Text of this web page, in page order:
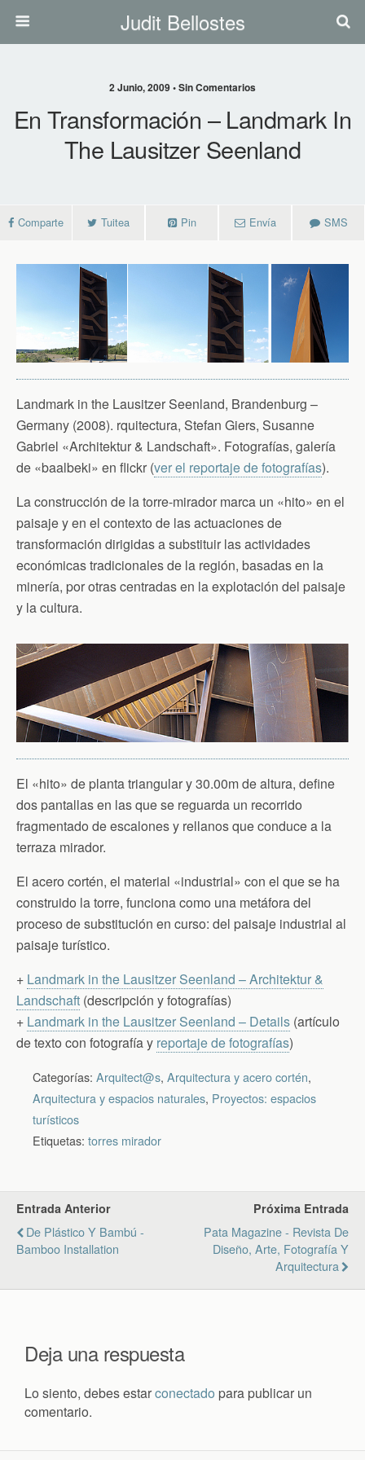
Judit Bellostes
2 Junio, 2009 • Sin Comentarios
En Transformación – Landmark In
The Lausitzer Seenland
Comparte Tuitea Pin Envía SMS
Landmark in the Lausitzer Seenland, Brandenburg –
Germany (2008). rquitectura, Stefan Giers, Susanne
Gabriel «Architektur & Landschaft». Fotografías, galería
de «baalbeki» en flickr (ver el reportaje de fotografías).
La construcción de la torre-mirador marca un «hito» en el
paisaje y en el contexto de las actuaciones de
transformación dirigidas a substituir las actividades
económicas tradicionales de la región, basadas en la
minería, por otras centradas en la explotación del paisaje
y la cultura.
El «hito» de planta triangular y 30.00m de altura, define
dos pantallas en las que se reguarda un recorrido
fragmentado de escalones y rellanos que conduce a la
terraza mirador.
El acero cortén, el material «industrial» con el que se ha
construido la torre, funciona como una metáfora del
proceso de substitución en curso: del paisaje industrial al
paisaje turístico.
+ Landmark in the Lausitzer Seenland – Architektur &
Landschaft (descripción y fotografías)
+ Landmark in the Lausitzer Seenland – Details (artículo
de texto con fotografía y reportaje de fotografías)
Categorías: Arquitect@s, Arquitectura y acero cortén,
Arquitectura y espacios naturales, Proyectos: espacios
turísticos
Etiquetas: torres mirador
Entrada Anterior
De Plástico Y Bambú -
Bamboo Installation
Próxima Entrada
Pata Magazine - Revista De
Diseño, Arte, Fotografía Y
Arquitectura
Deja una respuesta
Lo siento, debes estarconectado para publicar un
comentario.